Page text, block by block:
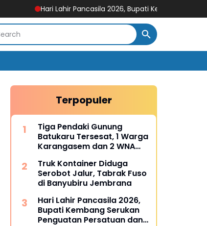
Hari Lahir Pancasila 2026, Bupati Kembang Serukan
Terpopuler
Tiga Pendaki Gunung
Batukaru Tersesat, 1 Warga
Karangasem dan 2 WNA
Tim SAR Gabungan
Truk Kontainer Diduga
Serobot Jalur, Tabrak Fuso
di Banyubiru Jembrana
Hari Lahir Pancasila 2026,
Bupati Kembang Serukan
Penguatan Persatuan dan